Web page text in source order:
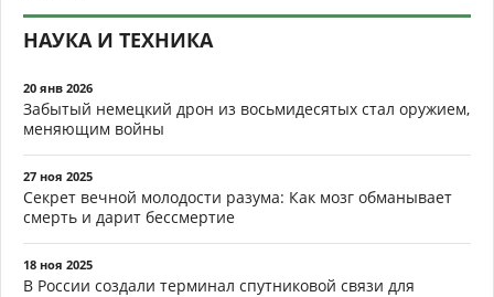
НАУКА И ТЕХНИКА
20 янв 2026
Забытый немецкий дрон из восьмидесятых стал оружием,
меняющим войны
27 ноя 2025
Секрет вечной молодости разума: Как мозг обманывает
смерть и дарит бессмертие
18 ноя 2025
В России создали терминал спутниковой связи для